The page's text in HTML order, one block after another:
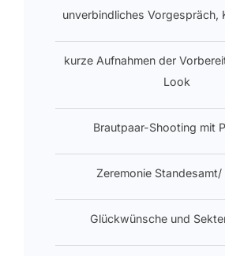
unverbindliches Vorgespräch,
kurze Aufnahmen der
Look
Brautpaar-Shooting mit
Zeremonie Standesamt/
Glückwünsche und